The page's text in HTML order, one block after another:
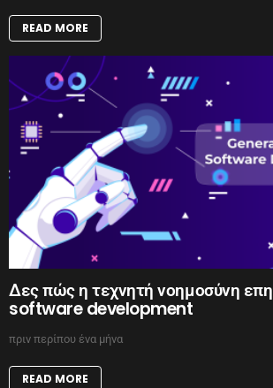
READ MORE
Δες πώς η τεχνητή νοημοσύνη
software development
πριν περίπου ένα μήνα
READ MORE